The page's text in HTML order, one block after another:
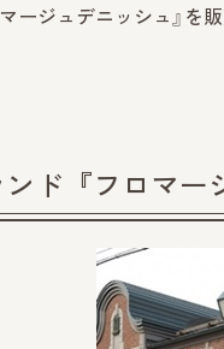
ージュデニッシュ』を販
ド『フロマー